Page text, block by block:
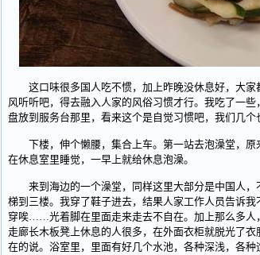
这口味很多国人吃不惯，加上昨晚没休息好，大家
风听听吧，得去融入人家的风俗习惯才行。我吃了一
盘放到服务台那里，看来这个是自觉习惯吧，我们几个
下楼，伸个懒腰，集合上车。第一站去泡澡堂，原
在休息室里睡觉，一早上就给休息泡澡。
来到海边的一个澡堂，同样这里大部分是中国人，
梯到三楼。我穿了鞋子进去，结果人家工作人员告诉
穿唉……光着脚在里面走来走去不自在。加上那么多人
走廊长木板凳上休息的人很多，在外面衣柜就脱光了
在的说。浴室里，里面有好几个水池，各种深浅，各